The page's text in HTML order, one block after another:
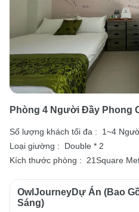
Phòng 4 Người Đầy Phong
Số lượng khách tối đa :
1~4
Loại giường :
Double * 2
Kích thước phòng : 21Square
OwlJourneyDự Án (Bao
Sáng)